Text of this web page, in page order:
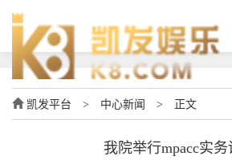
凯发平台 > 中心新闻 > 正文
我院举行mpacc实务